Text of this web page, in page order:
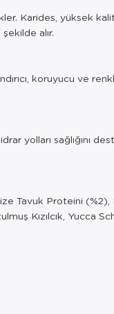
Karides, yüksek
alır.
koruyucu ve
yolları sağlığını
Tavuk Proteini
Kızılcık, Yucca